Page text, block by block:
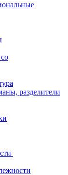
разделители